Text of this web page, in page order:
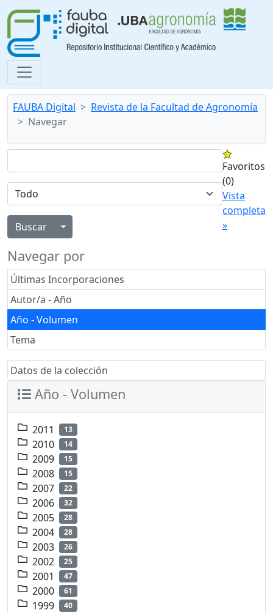
FAUBA Digital
Revista de la Facultad de Agronomía
Navegar
Alternar menú desplegable
Favoritos
(0)
Vista
completa
»
Navegar por
Últimas Incorporaciones
Autor/a - Año
Año - Volumen
Tema
Datos de la colección
Año - Volumen
2011 13
2010 14
2009 15
2008 15
2007 22
2006 32
2005 28
2004 28
2003 26
2002 25
2001 47
2000 61
1999 40